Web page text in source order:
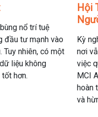
nổ trí tuệ
đầu tư mạnh vào
Tuy nhiên, có một
liệu không
hơn.
Hội
Kỳ
nơi
việc
MCI
hoàn
và